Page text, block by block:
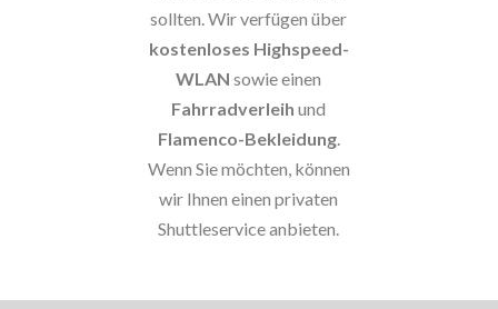
sollten. Wir verfügen über
kostenloses Highspeed-
WLAN sowie einen
Fahrradverleih und
Flamenco-Bekleidung.
Wenn Sie möchten, können
wir Ihnen einen privaten
Shuttleservice anbieten.